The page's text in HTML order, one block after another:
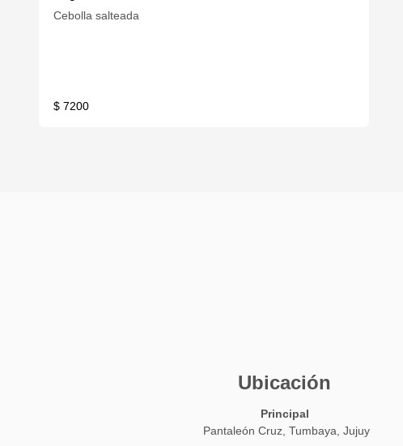
Cebolla salteada
$ 7200
Ubicación
Principal
Pantaleón Cruz, Tumbaya, Jujuy